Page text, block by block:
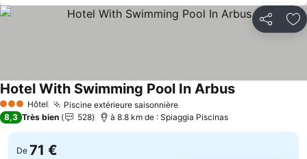
Partager
3 ÉtoilesHôtel Piscine extérieure saisonnière
Hotel With Swimming Pool In Arbus
8,3 Très bien 528 à 8.8 km de : Spiaggia Piscinas
De 71 €